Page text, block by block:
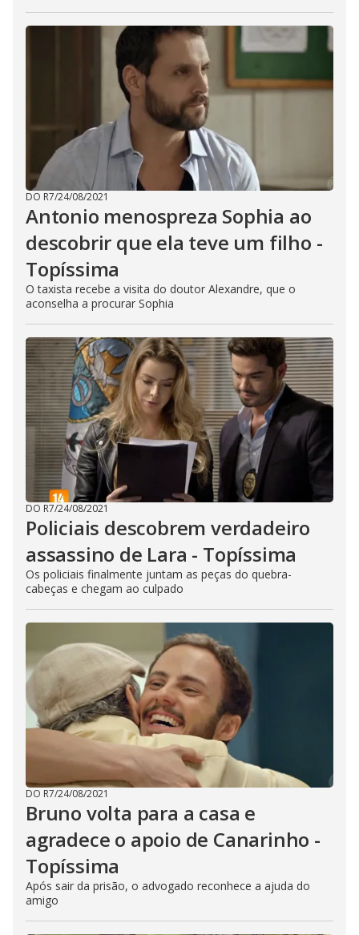
DO R7/24/08/2021
Antonio menospreza Sophia ao
descobrir que ela teve um filho -
Topíssima
O taxista recebe a visita do doutor Alexandre, que o
aconselha a procurar Sophia
DO R7/24/08/2021
Policiais descobrem verdadeiro
assassino de Lara - Topíssima
Os policiais finalmente juntam as peças do quebra-
cabeças e chegam ao culpado
DO R7/24/08/2021
Bruno volta para a casa e
agradece o apoio de Canarinho -
Topíssima
Após sair da prisão, o advogado reconhece a ajuda do
amigo